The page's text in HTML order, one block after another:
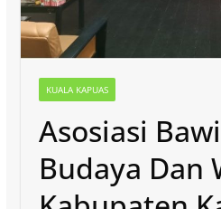
KUALA KAPUAS
Asosiasi
Budaya Dan